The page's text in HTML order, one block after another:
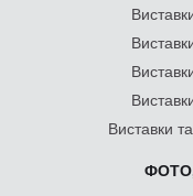
Виставки
ФОТО,